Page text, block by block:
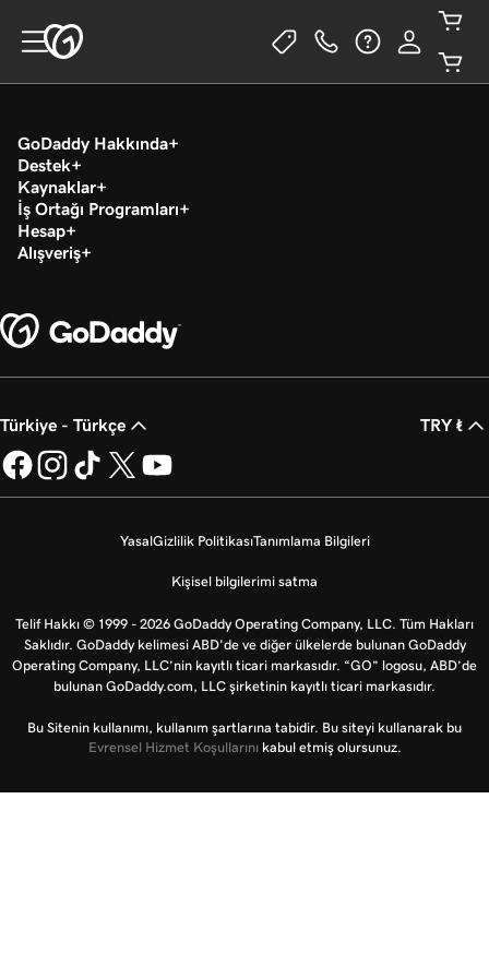
GoDaddy Hakkında
Destek
Kaynaklar
İş Ortağı Programları
Hesap
Alışveriş
Türkiye - Türkçe TRY ₺
YasalGizlilik PolitikasıTanımlama Bilgileri
Kişisel bilgilerimi satma
Telif Hakkı © 1999 - 2026 GoDaddy Operating Company, LLC. Tüm Hakları
Saklıdır. GoDaddy kelimesi ABD'de ve diğer ülkelerde bulunan GoDaddy
Operating Company, LLC’nin kayıtlı ticari markasıdır. “GO” logosu, ABD’de
bulunan GoDaddy.com, LLC şirketinin kayıtlı ticari markasıdır.
Bu Sitenin kullanımı, kullanım şartlarına tabidir. Bu siteyi kullanarak bu
Evrensel Hizmet Koşullarını kabul etmiş olursunuz.